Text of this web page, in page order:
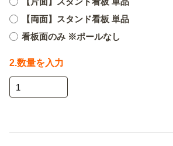
【両面】スタンド看板 単品
看板面のみ ※ポールなし
2.数量を入力